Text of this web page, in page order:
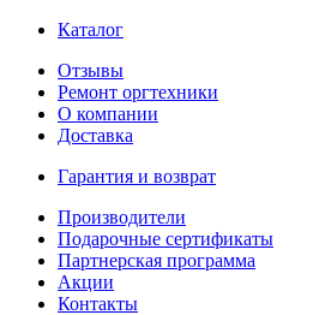
Каталог
Отзывы
Ремонт оргтехники
О компании
Доставка
Гарантия и возврат
Производители
Подарочные сертификаты
Партнерская программа
Акции
Контакты